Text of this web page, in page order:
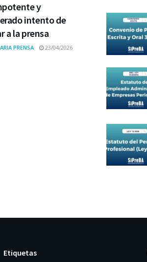
y
intento de
a la prensa
PRENSA 23/04/2026
Etiquetas